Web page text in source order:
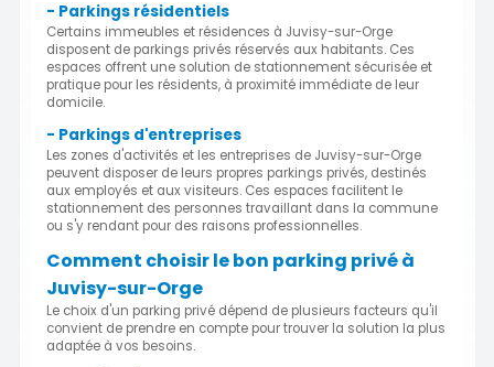
- Parkings résidentiels
Certains immeubles et résidences à Juvisy-sur-Orge
disposent de parkings privés réservés aux habitants. Ces
espaces offrent une solution de stationnement sécurisée et
pratique pour les résidents, à proximité immédiate de leur
domicile.
- Parkings d'entreprises
Les zones d'activités et les entreprises de Juvisy-sur-Orge
peuvent disposer de leurs propres parkings privés, destinés
aux employés et aux visiteurs. Ces espaces facilitent le
stationnement des personnes travaillant dans la commune
ou s'y rendant pour des raisons professionnelles.
Comment choisir le bon parking privé à
Juvisy-sur-Orge
Le choix d'un parking privé dépend de plusieurs facteurs qu'il
convient de prendre en compte pour trouver la solution la plus
adaptée à vos besoins.